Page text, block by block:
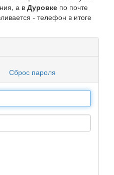
а в Дуровке по почте
- телефон в итоге
Сброс пароля